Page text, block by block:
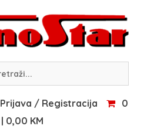
Prijava / Registracija
0
| 0,00 KM